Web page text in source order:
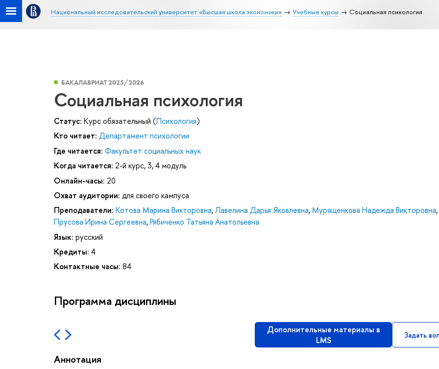
Национальный исследовательский университет «Высшая школа экономики» Учебные курсы Социальная психология
БАКАЛАВРИАТ 2025/2026
Социальная психология
Статус: Курс обязательный (Психология)
Кто читает: Департамент психологии
Где читается: Факультет социальных наук
Когда читается: 2-й курс, 3, 4 модуль
Онлайн-часы: 20
Охват аудитории: для своего кампуса
Преподаватели: Котова Марина Викторовна,Лавелина Дарья Яковлевна, Муращенкова Надежда Викторовна,
Прусова Ирина Сергеевна,Рябиченко Татьяна Анатольевна
Язык: русский
Кредиты: 4
Контактные часы: 84
Программа дисциплины
Дополнительные материалы в
LMS
Задать
Аннотация